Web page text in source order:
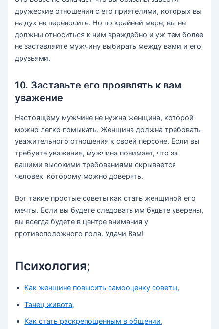
дружеские отношения с его приятелями, которых вы
на дух не переносите. Но по крайней мере, вы не
должны относиться к ним враждебно и уж тем более
не заставляйте мужчину выбирать между вами и его
друзьями.
10. Заставьте его проявлять к вам
уважение
Настоящему мужчине не нужна женщина, которой
можно легко помыкать. Женщина должна требовать
уважительного отношения к своей персоне. Если вы
требуете уважения, мужчина понимает, что за
вашими высокими требованиями скрывается
человек, которому можно доверять.
Вот такие простые советы как стать женщиной его
мечты. Если вы будете следовать им будьте уверены,
вы всегда будете в центре внимания у
противоположного пола. Удачи Вам!
Психология;
Как женщине повысить самооценку советы,
Танец живота,
Как стать раскрепощенным в общении,